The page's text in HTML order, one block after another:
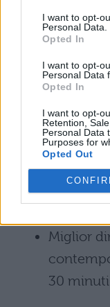
I want to opt-
Personal Data.
Opted In
I want to opt-
Personal Data
Opted In
I want to opt-
Retention,
Personal Data
Purposes for
Opted Out
Categoria
Miglior
camera
Miglior
in
film
Miglior
30 minuti